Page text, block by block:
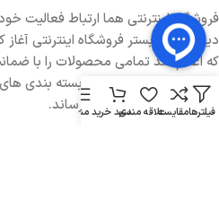
دیجیتال در بستر فروشگاه اینترنتی
که اعلام کند تمامی محصولات را با
کیفیت و ارسال سریع در بسته بندی
تمامی نقاط ایران خواهد رساند.
فیلترهامقایسهعلاقه مندیسبد خریدمنو